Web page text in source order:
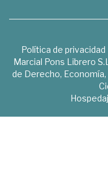
Política de privacidad
Marcial Pons Librero
de Derecho,